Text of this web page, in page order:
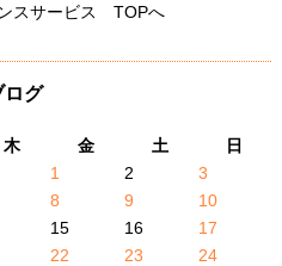
スサービス TOPへ
ログ
木 金 土
日
1
2
3
8 9
10
15 16
17
22 23
24